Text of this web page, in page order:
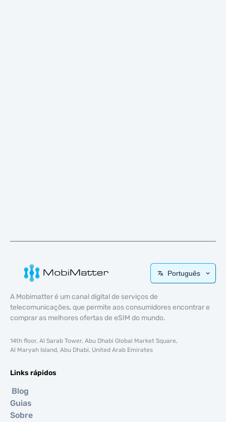
Português
A Mobimatter é um canal digital de serviços de
telecomunicações, que permite aos consumidores encontrar e
comprar as melhores ofertas de eSIM do mundo.
14th floor, Al Sarab Tower, Abu Dhabi Global Market Square,
Al Maryah Island, Abu Dhabi, United Arab Emirates
Links rápidos
Blog
Guias
Sobre